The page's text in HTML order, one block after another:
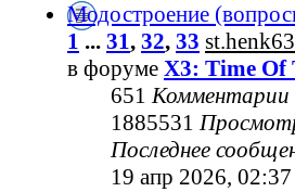
Модостроение
1 ... 31, 32, 33 st.henk63
в форуме X3: Time Of
651Комментарии
1885531
Последнее
19 апр 2026, 02:37